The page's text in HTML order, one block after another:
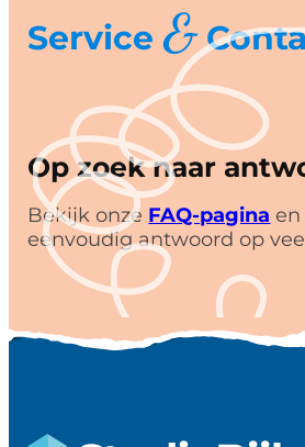
Service&
Op zoek naar
Bekijk onze FAQ-pagina en
eenvoudig antwoord op